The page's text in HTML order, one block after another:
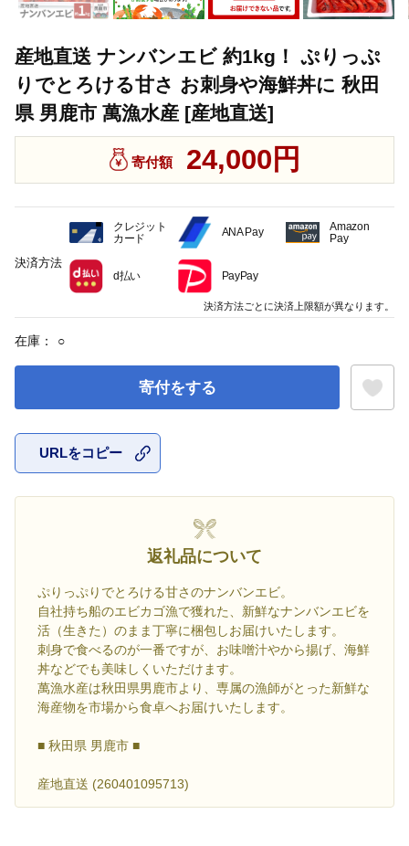
産地直送 ナンバンエビ 約1kg！ ぷりっぷ
りでとろける甘さ お刺身や海鮮丼に 秋田
県 男鹿市 萬漁水産 [産地直送]
寄付額 24,000円
在庫： ○
寄付をする
URLをコピー
返礼品について
ぷりっぷりでとろける甘さのナンバンエビ。
自社持ち船のエビカゴ漁で獲れた、新鮮なナンバンエビを
活（生きた）のまま丁寧に梱包しお届けいたします。
刺身で食べるのが一番ですが、お味噌汁やから揚げ、海鮮
丼などでも美味しくいただけます。
萬漁水産は秋田県男鹿市より、専属の漁師がとった新鮮な
海産物を市場から食卓へお届けいたします。
■ 秋田県 男鹿市 ■
産地直送 (260401095713)
決済方法
クレジット
カード
ANA Pay
Amazon
Pay
d払い PayPay
決済方法ごとに決済上限額が異なります。